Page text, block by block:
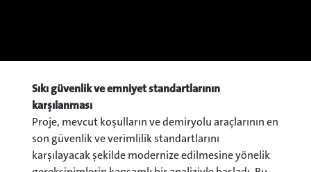
Sıkı güvenlik ve emniyet standartlarının
karşılanması
Proje, mevcut koşulların ve demiryolu araçlarının en
son güvenlik ve verimlilik standartlarını
karşılayacak şekilde modernize edilmesine yönelik